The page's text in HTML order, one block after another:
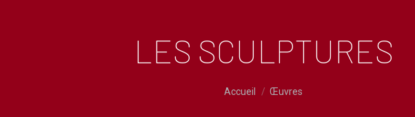
LES SCULPTURES
Accueil Œuvres